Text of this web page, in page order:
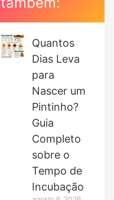
Quantos
Dias Leva
para
Nascer um
Pintinho?
Guia
Completo
sobre o
Tempo de
Incubação